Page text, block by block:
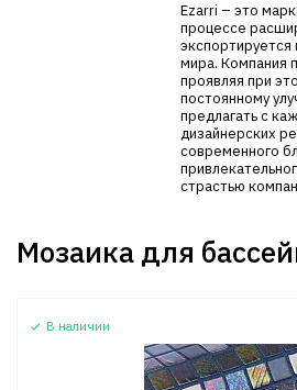
Ezarri – это
процессе
мира. Компания
проявляя при
постоянному
предлагать с
дизайнерских
современного
страстью
Мозаика для
В наличии